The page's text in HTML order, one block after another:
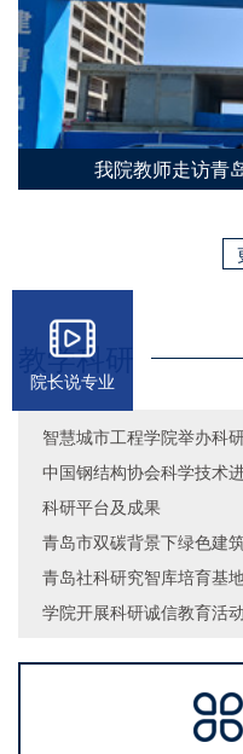
我院教师走访青
教学科研
中国钢结构协会科学技术
科研平台及成果
学院开展科研诚信教育活动
院长说专业